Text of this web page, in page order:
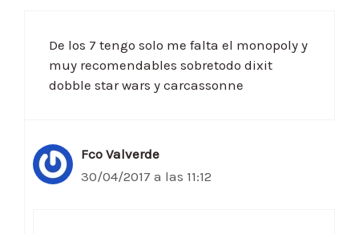
De los 7 tengo solo me falta el monopoly y
muy recomendables sobretodo dixit
dobble star wars y carcassonne
Fco Valverde
30/04/2017 a las 11:12